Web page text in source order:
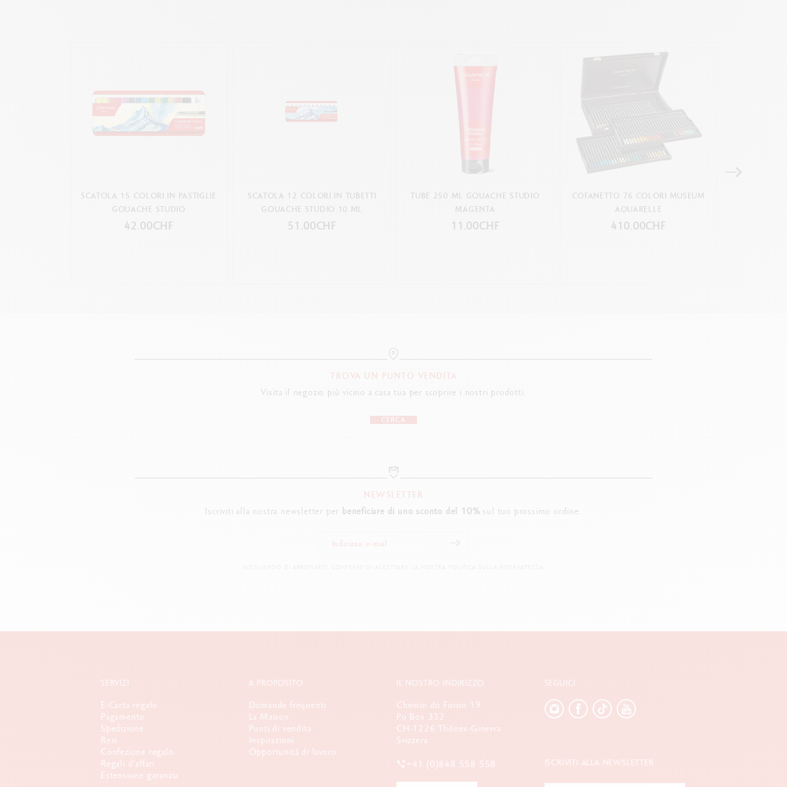
SCATOLA 15 COLORI IN PASTIGLIE
GOUACHE STUDIO
42.00CHF
SCATOLA 12 COLORI IN TUBETTI
GOUACHE STUDIO 10 ML
51.00CHF
TUBE 250 ML GOUACHE STUDIO
MAGENTA
11.00CHF
COFANETTO 76 COLORI MUSEUM
AQUARELLE
410.00CHF
TROVA UN PUNTO VENDITA
Visita il negozio più vicino a casa tua per scoprire i nostri prodotti.
CERCA
NEWSLETTER
Iscriviti alla nostra newsletter per beneficiare di uno sconto del 10% sul tuo prossimo ordine.
SERVIZI
E-Carta regalo
Pagamento
Spedizione
Resi
Confezione regalo
Regali d'affari
Estensione garanzia
A PROPOSITO
Domande frequenti
La Maison
Punti di vendita
Inspirazioni
Opportunità di lavoro
IL NOSTRO INDIRIZZO
Chemin du Foron 19
Po Box 332
CH-1226 Thônex-Ginevra
Svizzera
+41 (0)848 558 558
SEGUICI
ISCRIVITI ALLA NEWSLETTER